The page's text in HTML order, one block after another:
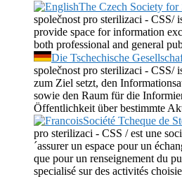
The Czech Society for
společnost pro sterilizaci - CSS/
provide space for information
both professional and general
Die Tschechische
společnost pro sterilizaci - CSS/
zum Ziel setzt, den
sowie den Raum für die
Öffentlichkeit über bestimmte
Société Tcheque de
pro sterilizaci - CSS / est une
´assurer un espace pour un
que pour un renseignement du
specialisé sur des activités